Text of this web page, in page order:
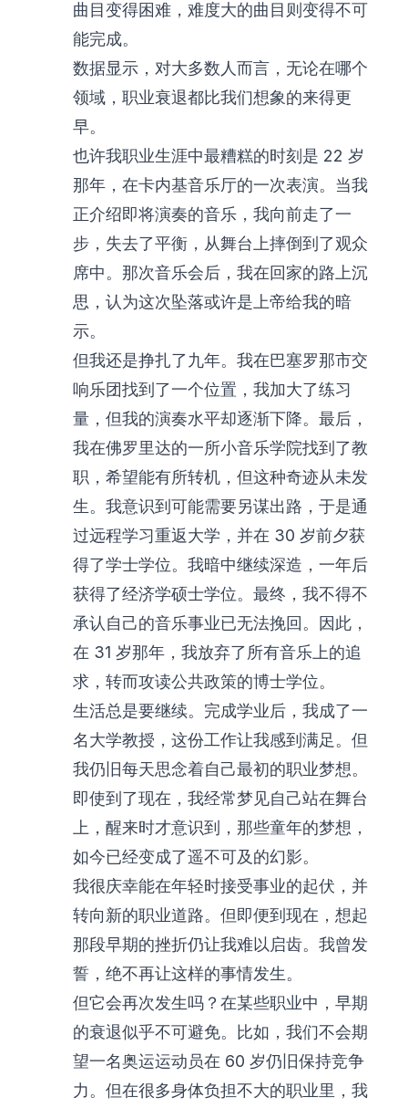
曲目变得困难，难度大的曲目则变得不可
能完成。
数据显示，对大多数人而言，无论在哪个
领域，职业衰退都比我们想象的来得更
早。
也许我职业生涯中最糟糕的时刻是 22 岁
那年，在卡内基音乐厅的一次表演。当我
正介绍即将演奏的音乐，我向前走了一
步，失去了平衡，从舞台上摔倒到了观众
席中。那次音乐会后，我在回家的路上沉
思，认为这次坠落或许是上帝给我的暗
示。
但我还是挣扎了九年。我在巴塞罗那市交
响乐团找到了一个位置，我加大了练习
量，但我的演奏水平却逐渐下降。最后，
我在佛罗里达的一所小音乐学院找到了教
职，希望能有所转机，但这种奇迹从未发
生。我意识到可能需要另谋出路，于是通
过远程学习重返大学，并在 30 岁前夕获
得了学士学位。我暗中继续深造，一年后
获得了经济学硕士学位。最终，我不得不
承认自己的音乐事业已无法挽回。因此，
在 31 岁那年，我放弃了所有音乐上的追
求，转而攻读公共政策的博士学位。
生活总是要继续。完成学业后，我成了一
名大学教授，这份工作让我感到满足。但
我仍旧每天思念着自己最初的职业梦想。
即使到了现在，我经常梦见自己站在舞台
上，醒来时才意识到，那些童年的梦想，
如今已经变成了遥不可及的幻影。
我很庆幸能在年轻时接受事业的起伏，并
转向新的职业道路。但即便到现在，想起
那段早期的挫折仍让我难以启齿。我曾发
誓，绝不再让这样的事情发生。
但它会再次发生吗？在某些职业中，早期
的衰退似乎不可避免。比如，我们不会期
望一名奥运运动员在 60 岁仍旧保持竞争
力。但在很多身体负担不大的职业里，我